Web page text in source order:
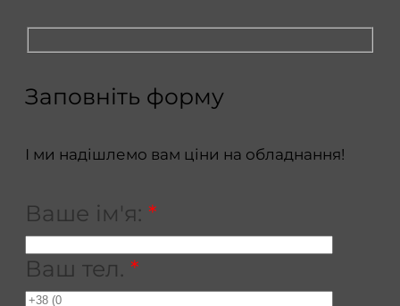
Заповніть форму
І ми надішлемо вам ціни на обладнання!
Ваше ім'я: *
Ваш тел. *